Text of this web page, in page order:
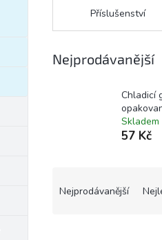
Příslušenství
Nejprodávanější
Chladicí
Skladem
57 Kč
Nejprodávanější